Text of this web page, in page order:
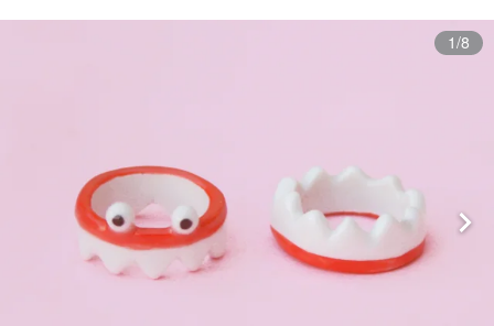
1/8